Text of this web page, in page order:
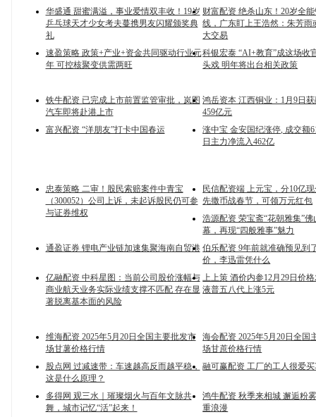
华盛通 甜蜜满溢，事业爱情双丰收！19岁
乒乓球天才少女考夫蔓携男友闪耀颁奖典
礼
财富配资 绝杀山东！20岁全
线，广东盯上王浩然：朱芳雨
大交易
速盈策略 政策+产业+资金共同驱动行业元
年 可控核聚变供需两旺
科银宏泰 “AI+教育”成这场收
头戏 明年将出台相关政策
铁牛配资 已完成上市前置监管审批，岚图
汽车即将赴港上市
鸿岳资本 江西铜业：1月9日
459亿元
富兴配资 “洋朋友”打卡中国春运
涨中宝 金安国纪涨停, 成交额
日主力净流入462亿
忠泰策略 二审！股民索赔案件中青宝
（300052）公司上诉，未起诉股民仍可参
与证券维权
民信配资端 上元宝，分10亿
先撒币战春节，可领万元红包
浩源配资 荣宝斋“花朝雅集”
幕，再现“四般雅事”魅力
通盈证券 锂电产业链加速集聚海南自贸港 伯乐配资 9年前就准确预见到
价，李迅雷凭什么
亿融配资 中科星图：当前公司股价涨幅与
商业航天业务实际业绩支撑不匹配 存在显
著脱离基本面的风险
上上策 酒价内参12月29日价
液普五八代上涨5元
维海配资 2025年5月20日全国主要批发市
场甘薯价格行情
海会配资 2025年5月20日全国
场甘蔗价格行情
股点网 过减速带：车速越高反而越平稳，
这是什么原理？
融可赢配资 工厂的工人很爱
多得网 观三水｜璀璨烟火与百年文脉共
舞，城市记忆“活”起来！
鸿牛配资 秋季来相城 邂逅粉
重浪漫